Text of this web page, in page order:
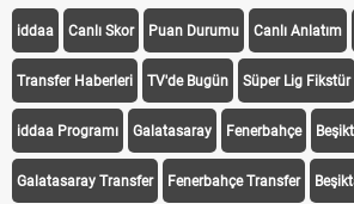
iddaa Canlı Skor Puan Durumu Canlı Anlatım
Transfer Haberleri TV'de Bugün Süper Lig Fikstür
iddaa Programı Galatasaray Fenerbahçe
Galatasaray Transfer Fenerbahçe Transfer